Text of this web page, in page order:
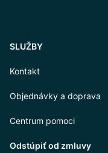
SLUŽBY
Kontakt
Objednávky a doprava
Centrum pomoci
Odstúpiť od zmluvy